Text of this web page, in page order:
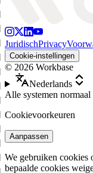
JuridischPrivacy
Cookie-instellingen
© 2026 Workbase
Nederlands
Alle systemen normaal
Cookievoorkeuren
Aanpassen
We gebruiken cookies
bepaalde cookies